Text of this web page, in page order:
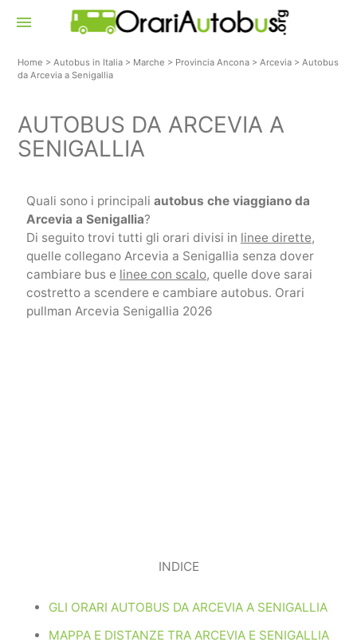
menu
Home >Autobus in Italia > Marche > Provincia Ancona >Arcevia >Autobus
da Arcevia a Senigallia
AUTOBUS DA ARCEVIA A
SENIGALLIA
Quali sono i principali autobus che viaggiano da
Arcevia a Senigallia?
Di seguito trovi tutti gli orari divisi in linee dirette,
quelle collegano Arcevia a Senigallia senza dover
cambiare bus e linee con scalo, quelle dove sarai
costretto a scendere e cambiare autobus. Orari
pullman Arcevia Senigallia 2026
INDICE
GLI ORARI AUTOBUS DA ARCEVIA A SENIGALLIA
MAPPA E DISTANZE TRA ARCEVIA E SENIGALLIA